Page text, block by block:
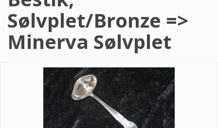
Sølvplet/Bronze =>
Minerva Sølvplet